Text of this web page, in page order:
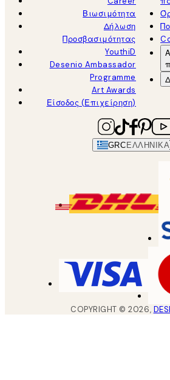
Βιωσιμότητα
Δήλωση
Προσβασιμότητας
YouthiD
Desenio Ambassador
Programme
Art Awards
Είσοδος (Επιχείρηση)
GRC ΕΛΛΗΝΙΚΆ
COPYRIGHT ©2026,